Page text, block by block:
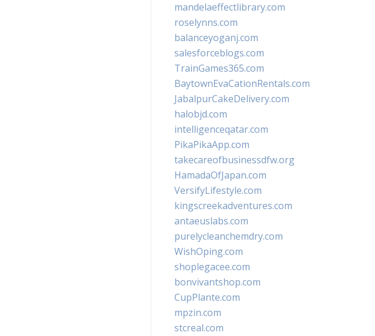
mandelaeffectlibrary.com
roselynns.com
balanceyoganj.com
salesforceblogs.com
TrainGames365.com
BaytownEvaCationRentals.com
JabalpurCakeDelivery.com
halobjd.com
intelligenceqatar.com
PikaPikaApp.com
takecareofbusinessdfw.org
HamadaOfJapan.com
VersifyLifestyle.com
kingscreekadventures.com
antaeuslabs.com
purelycleanchemdry.com
WishOping.com
shoplegacee.com
bonvivantshop.com
CupPlante.com
mpzin.com
stcreal.com